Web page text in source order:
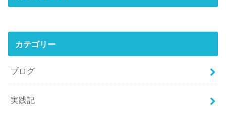
カテゴリー
ブログ
実践記